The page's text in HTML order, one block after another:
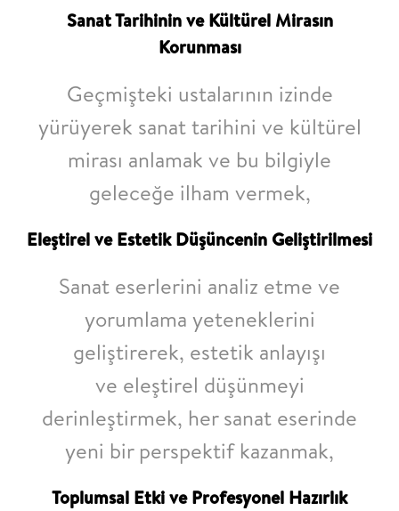
Sanat Tarihinin ve Kültürel Mirasın
Korunması
Geçmişteki ustalarının izinde
yürüyerek sanat tarihini ve kültürel
mirası anlamak ve bu bilgiyle
geleceğe ilham vermek,
Eleştirel ve Estetik Düşüncenin Geliştirilmesi
Sanat eserlerini analiz etme ve
yorumlama yeteneklerini
geliştirerek, estetik anlayışı
ve eleştirel düşünmeyi
derinleştirmek, her sanat eserinde
yeni bir perspektif kazanmak,
Toplumsal Etki ve Profesyonel Hazırlık